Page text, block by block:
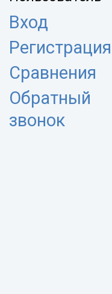
Вход
Регистрация
Сравнения
Обратный
звонок